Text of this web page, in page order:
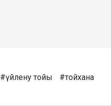
#үйлену тойы
#тойхана